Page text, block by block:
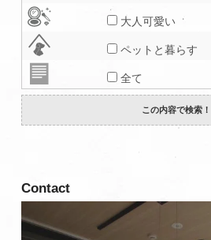
大人可愛い
ペットと暮らす
全て
Contact